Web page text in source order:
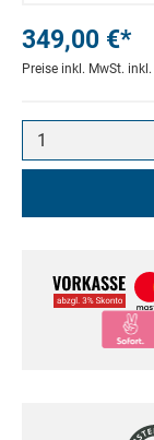
349,00 €*
Preise inkl. MwSt. inkl.